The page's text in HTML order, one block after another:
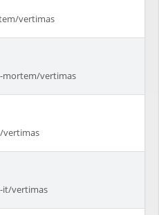
vertimas
mortem/vertimas
vertimas
it/vertimas